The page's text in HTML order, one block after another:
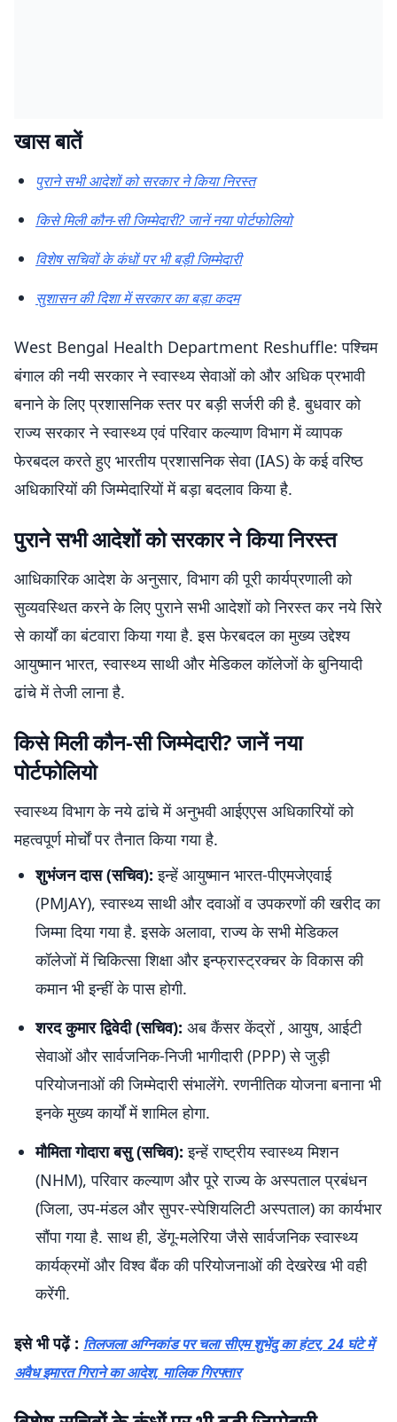
खास बातें
पुराने सभी आदेशों को सरकार ने किया निरस्त
किसे मिली कौन-सी जिम्मेदारी? जानें नया पोर्टफोलियो
विशेष सचिवों के कंधों पर भी बड़ी जिम्मेदारी
सुशासन की दिशा में सरकार का बड़ा कदम
West Bengal Health Department Reshuffle: पश्चिम
बंगाल की नयी सरकार ने स्वास्थ्य सेवाओं को और अधिक प्रभावी
बनाने के लिए प्रशासनिक स्तर पर बड़ी सर्जरी की है. बुधवार को
राज्य सरकार ने स्वास्थ्य एवं परिवार कल्याण विभाग में व्यापक
फेरबदल करते हुए भारतीय प्रशासनिक सेवा (IAS) के कई वरिष्ठ
अधिकारियों की जिम्मेदारियों में बड़ा बदलाव किया है.
पुराने सभी आदेशों को सरकार ने किया निरस्त
आधिकारिक आदेश के अनुसार, विभाग की पूरी कार्यप्रणाली को
सुव्यवस्थित करने के लिए पुराने सभी आदेशों को निरस्त कर नये सिरे
से कार्यों का बंटवारा किया गया है. इस फेरबदल का मुख्य उद्देश्य
आयुष्मान भारत, स्वास्थ्य साथी और मेडिकल कॉलेजों के बुनियादी
ढांचे में तेजी लाना है.
किसे मिली कौन-सी जिम्मेदारी? जानें नया
पोर्टफोलियो
स्वास्थ्य विभाग के नये ढांचे में अनुभवी आईएएस अधिकारियों को
महत्वपूर्ण मोर्चों पर तैनात किया गया है.
शुभंजन दास (सचिव):इन्हें आयुष्मान भारत-पीएमजेएवाई
(PMJAY), स्वास्थ्य साथी और दवाओं व उपकरणों की खरीद का
जिम्मा दिया गया है. इसके अलावा, राज्य के सभी मेडिकल
कॉलेजों में चिकित्सा शिक्षा और इन्फ्रास्ट्रक्चर के विकास की
कमान भी इन्हीं के पास होगी.
शरद कुमार द्विवेदी (सचिव): अब कैंसर केंद्रों , आयुष, आईटी
सेवाओं और सार्वजनिक-निजी भागीदारी (PPP) से जुड़ी
परियोजनाओं की जिम्मेदारी संभालेंगे. रणनीतिक योजना बनाना भी
इनके मुख्य कार्यों में शामिल होगा.
मौमिता गोदारा बसु (सचिव):इन्हें राष्ट्रीय स्वास्थ्य मिशन
(NHM), परिवार कल्याण और पूरे राज्य के अस्पताल प्रबंधन
(जिला, उप-मंडल और सुपर-स्पेशियलिटी अस्पताल) का कार्यभार
सौंपा गया है. साथ ही, डेंगू-मलेरिया जैसे सार्वजनिक स्वास्थ्य
कार्यक्रमों और विश्व बैंक की परियोजनाओं की देखरेख भी वही
करेंगी.
इसे भी पढ़ें : तिलजला अग्निकांड पर चला सीएम शुभेंदु का हंटर, 24 घंटे में
अवैध इमारत गिराने का आदेश, मालिक गिरफ्तार